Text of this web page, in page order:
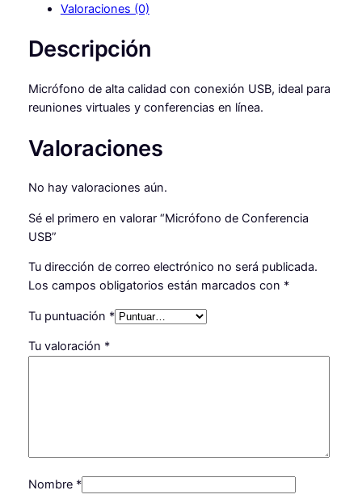
n
d
e
o
f
r
e
c
i
a
S
i
d
Valoraciones (0)
Descripción
Micrófono de alta calidad con conexión USB, ideal para
reuniones virtuales y conferencias en línea.
Valoraciones
No hay valoraciones aún.
Sé el primero en valorar “Micrófono de Conferencia
USB”
Tu dirección de correo electrónico no será publicada.
Los campos obligatorios están marcados con *
Tu puntuación *
Tu valoración *
Nombre *